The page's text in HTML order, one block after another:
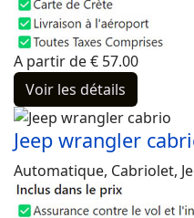
A partir de€ 57.00
Voir les détails
Jeep wrangler
Automatique, Cabriolet,